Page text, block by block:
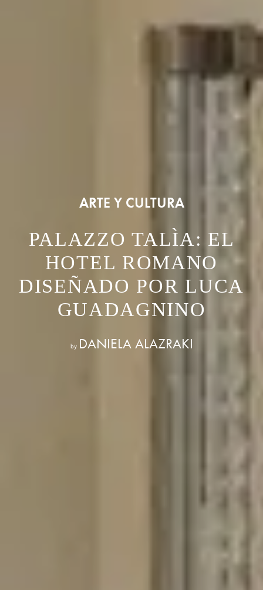
ARTE Y CULTURA
PALAZZO TALÌA: EL
HOTEL ROMANO
DISEÑADO POR LUCA
GUADAGNINO
by DANIELA ALAZRAKI